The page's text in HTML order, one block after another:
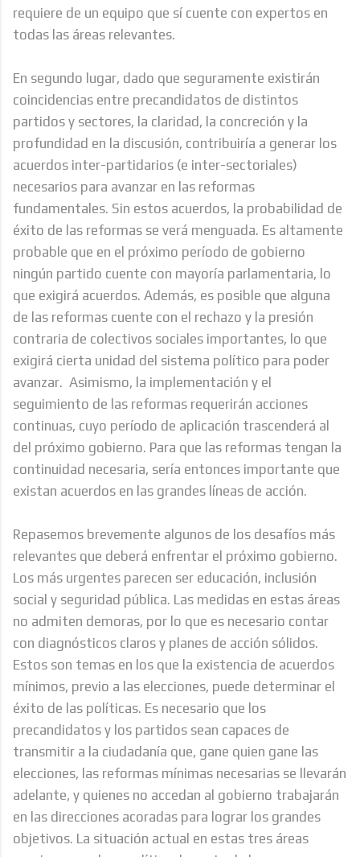
requiere de un equipo que sí cuente con expertos en
todas las áreas relevantes.
En segundo lugar, dado que seguramente existirán
coincidencias entre precandidatos de distintos
partidos y sectores, la claridad, la concreción y la
profundidad en la discusión, contribuiría a generar los
acuerdos inter-partidarios (e inter-sectoriales)
necesarios para avanzar en las reformas
fundamentales. Sin estos acuerdos, la probabilidad de
éxito de las reformas se verá menguada. Es altamente
probable que en el próximo período de gobierno
ningún partido cuente con mayoría parlamentaria, lo
que exigirá acuerdos. Además, es posible que alguna
de las reformas cuente con el rechazo y la presión
contraria de colectivos sociales importantes, lo que
exigirá cierta unidad del sistema político para poder
avanzar. Asimismo, la implementación y el
seguimiento de las reformas requerirán acciones
continuas, cuyo período de aplicación trascenderá al
del próximo gobierno. Para que las reformas tengan la
continuidad necesaria, sería entonces importante que
existan acuerdos en las grandes líneas de acción.
Repasemos brevemente algunos de los desafíos más
relevantes que deberá enfrentar el próximo gobierno.
Los más urgentes parecen ser educación, inclusión
social y seguridad pública. Las medidas en estas áreas
no admiten demoras, por lo que es necesario contar
con diagnósticos claros y planes de acción sólidos.
Estos son temas en los que la existencia de acuerdos
mínimos, previo a las elecciones, puede determinar el
éxito de las políticas. Es necesario que los
precandidatos y los partidos sean capaces de
transmitir a la ciudadanía que, gane quien gane las
elecciones, las reformas mínimas necesarias se llevarán
adelante, y quienes no accedan al gobierno trabajarán
en las direcciones acoradas para lograr los grandes
objetivos. La situación actual en estas tres áreas